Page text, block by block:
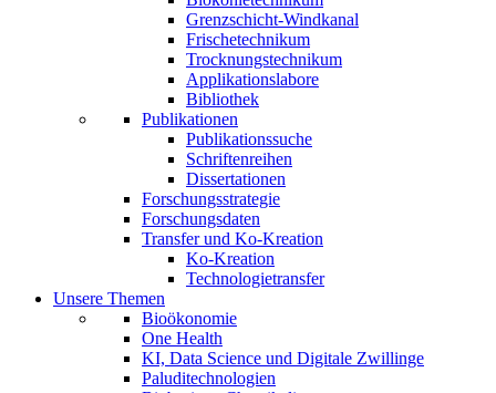
Grenzschicht-Windkanal
Frischetechnikum
Trocknungstechnikum
Applikationslabore
Bibliothek
Publikationen
Publikationssuche
Schriftenreihen
Dissertationen
Forschungsstrategie
Forschungsdaten
Transfer und Ko-Kreation
Ko-Kreation
Technologietransfer
Unsere Themen
Bioökonomie
One Health
KI, Data Science und Digitale Zwillinge
Paluditechnologien